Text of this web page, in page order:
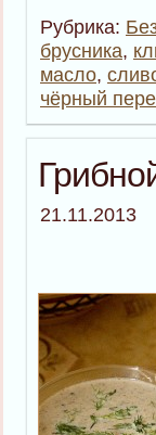
Рубрика:
брусника,
масло,
чёрный
21.11.2013